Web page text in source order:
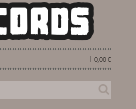
0,00 €
|